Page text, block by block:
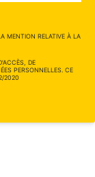
MENTION RELATIVE À LA
DE
PERSONNELLES. CE
2020